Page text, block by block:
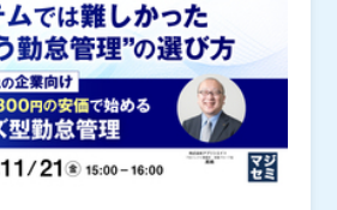
、セミナー前後でも自由に体験が
地域・課題別に人事労務活用の成
功ガイド！ ・セミナー投影スライ
ゼント！
発で締まる。給与計算が勝手に終わ